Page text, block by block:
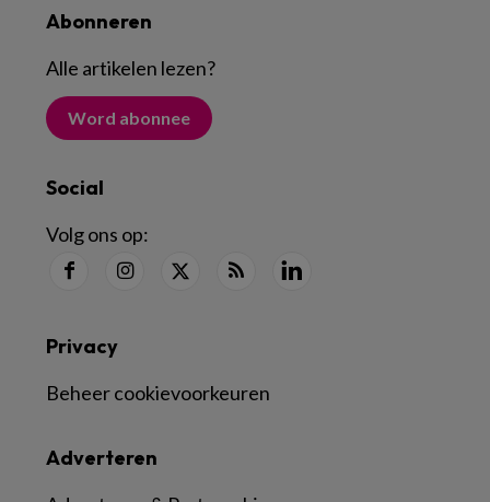
Abonneren
Alle artikelen lezen?
Word abonnee
Social
Volg ons op:
Adverteren
Privacy
Beheer cookievoorkeuren